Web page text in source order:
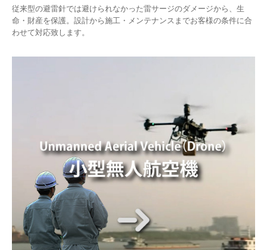
従来型の避雷針では避けられなかった雷サージのダメージから、生
命・財産を保護。設計から施工・メンテナンスまでお客様の条件に合
わせて対応致します。